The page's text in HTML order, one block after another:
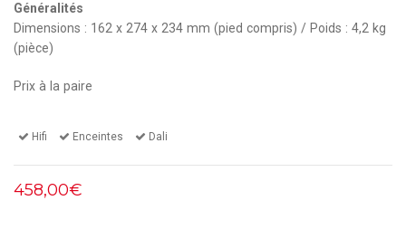
Généralités
Dimensions : 162 x 274 x 234 mm (pied compris) / Poids : 4,2 kg
(pièce)
Prix à la paire
Hifi Enceintes Dali
458,00€